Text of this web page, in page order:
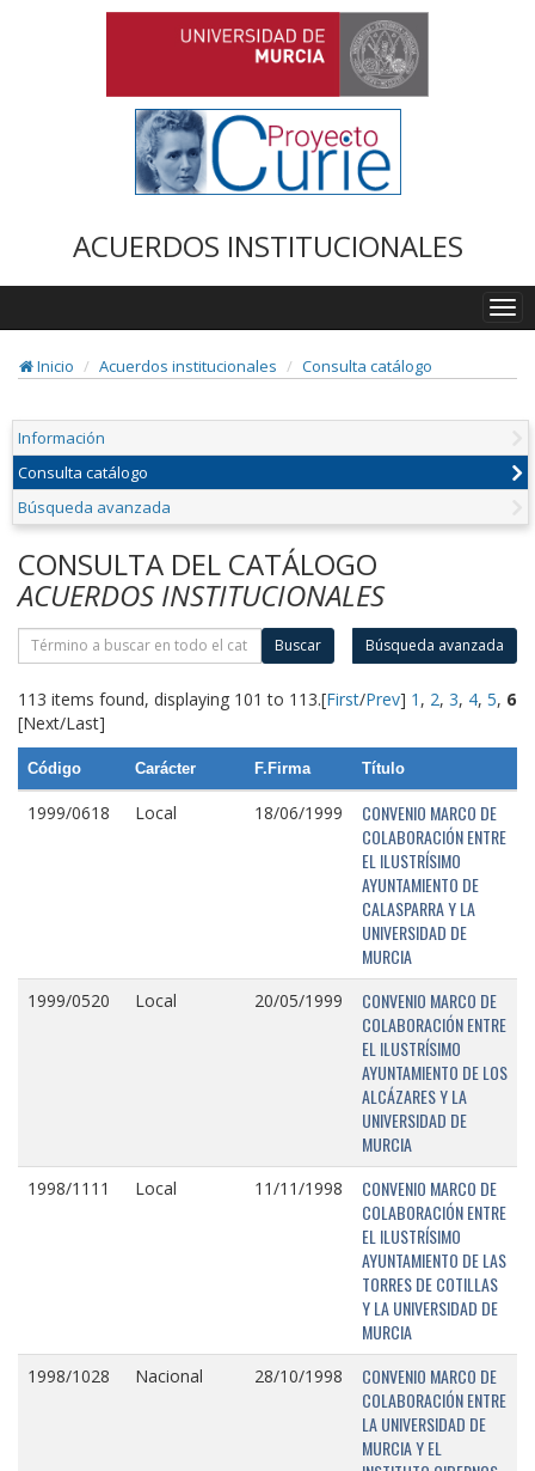
ACUERDOS INSTITUCIONALES
Inicio
Acuerdos institucionales Consulta catálogo
Información
Consulta catálogo
Búsqueda avanzada
CONSULTA DEL CATÁLOGO
ACUERDOS INSTITUCIONALES
Buscar Búsqueda avanzada
113 items found, displaying 101 to 113.[First/Prev] 1 , 2, 3, 4, 5, 6
[Next/Last]
Código Carácter F.Firma Título
1999/0618 Local 18/06/1999
CONVENIO MARCO DE
COLABORACIÓN ENTRE
EL ILUSTRÍSIMO
AYUNTAMIENTO DE
CALASPARRA Y LA
UNIVERSIDAD DE
MURCIA
1999/0520 Local 20/05/1999
CONVENIO MARCO DE
COLABORACIÓN ENTRE
EL ILUSTRÍSIMO
AYUNTAMIENTO DE LOS
ALCÁZARES Y LA
UNIVERSIDAD DE
MURCIA
1998/1111 Local 11/11/1998
CONVENIO MARCO DE
COLABORACIÓN ENTRE
EL ILUSTRÍSIMO
AYUNTAMIENTO DE LAS
TORRES DE COTILLAS
Y LA UNIVERSIDAD DE
MURCIA
1998/1028 Nacional 28/10/1998
CONVENIO MARCO DE
COLABORACIÓN ENTRE
LA UNIVERSIDAD DE
MURCIA Y EL